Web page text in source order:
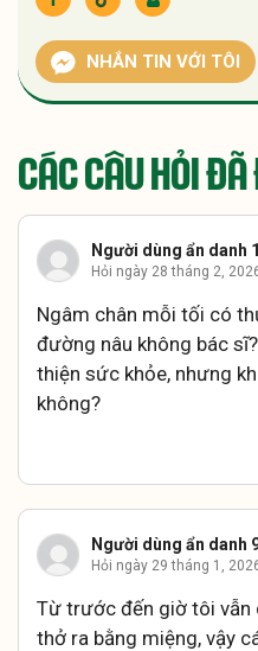
NHẮN TIN VỚI TÔI
CÁC CÂU HỎI
Người dùng ẩn danh
Hỏi ngày 28 tháng 2,
Ngâm chân mỗi tối có
đường nâu không bác
thiện sức khỏe, nhưng
không?
Người dùng ẩn danh
Hỏi ngày 29 tháng 1,
Từ trước đến giờ tôi vẫn
thở ra bằng miệng, vậy